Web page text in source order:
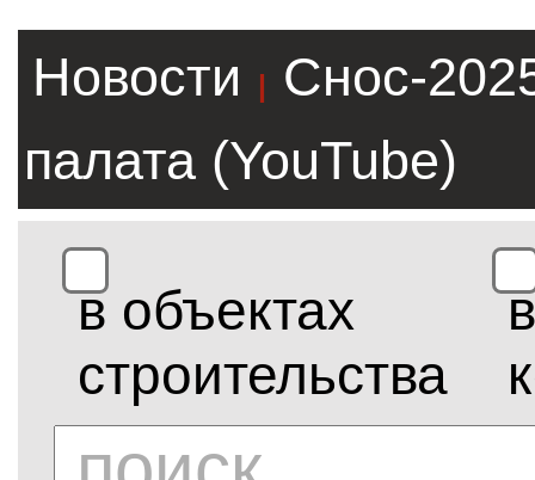
Новости |
Снос-
палата (YouTube)
в объектах
строительства
в